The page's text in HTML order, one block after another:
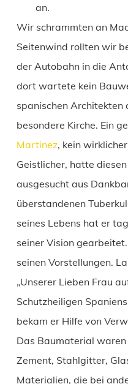
an.
Wir schrammten an
Seitenwind rollten wir
der Autobahn in die
dort wartete kein
spanischen Architekten
besondere Kirche. Ein
Martinez, kein
Geistlicher, hatte
ausgesucht aus
überstandenen
seines Lebens hat er
seiner Vision
seinen Vorstellungen.
„Unserer Lieben Frau
Schutzheiligen
bekam er Hilfe von
Das Baumaterial waren
Zement, Stahlgitter,
Materialien, die bei